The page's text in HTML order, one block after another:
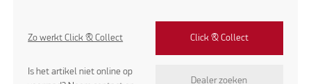
Zo werkt Click & Collect Click & Collect
Is het artikel niet online op
Dealer zoeken